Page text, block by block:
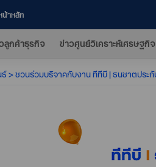
น้าหลัก
ลูกค้าธุรกิจ ข่าวศูนย์วิเคราะห์เศรษฐกิจ
ธ์ ชวนร่วมบริจาคกับงาน ทีทีบี | ธนชาตประ